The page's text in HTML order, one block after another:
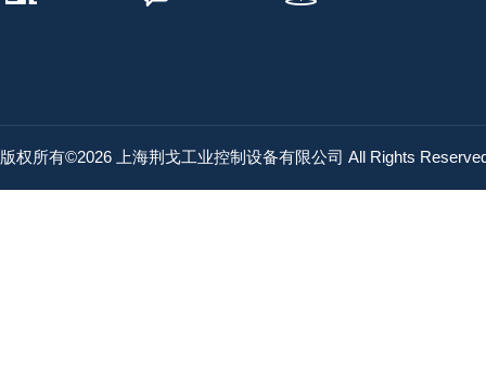
版权所有©2026 上海荆戈工业控制设备有限公司 All Rights